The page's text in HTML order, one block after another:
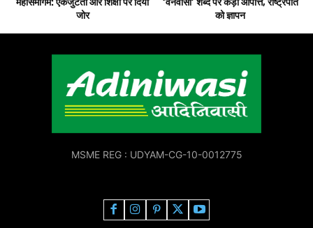
महासमागम: एकजुटता और शिक्षा पर दिया
जोर
‘वनवासी’ शब्द पर कड़ी आपत्ति, राष्ट्रपति
को ज्ञापन
MSME REG : UDYAM-CG-10-0012775